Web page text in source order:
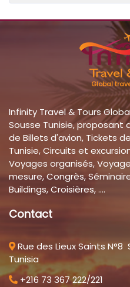
Global
Infinity Travel & Tours
Sousse Tunisie, proposant
de Billets d'avion, Tickets
Tunisie, Circuits et
Voyages organisés,
mesure, Congrès,
Buildings, Croisières, ....
Contact
Rue des Lieux Saints
Tunisia
+216 73 367 222/221